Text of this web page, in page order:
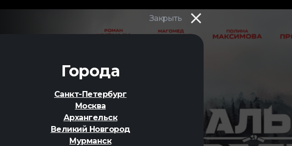
Закрыть
Города
Санкт-Петербург
Москва
Архангельск
Великий Новгород
Мурманск